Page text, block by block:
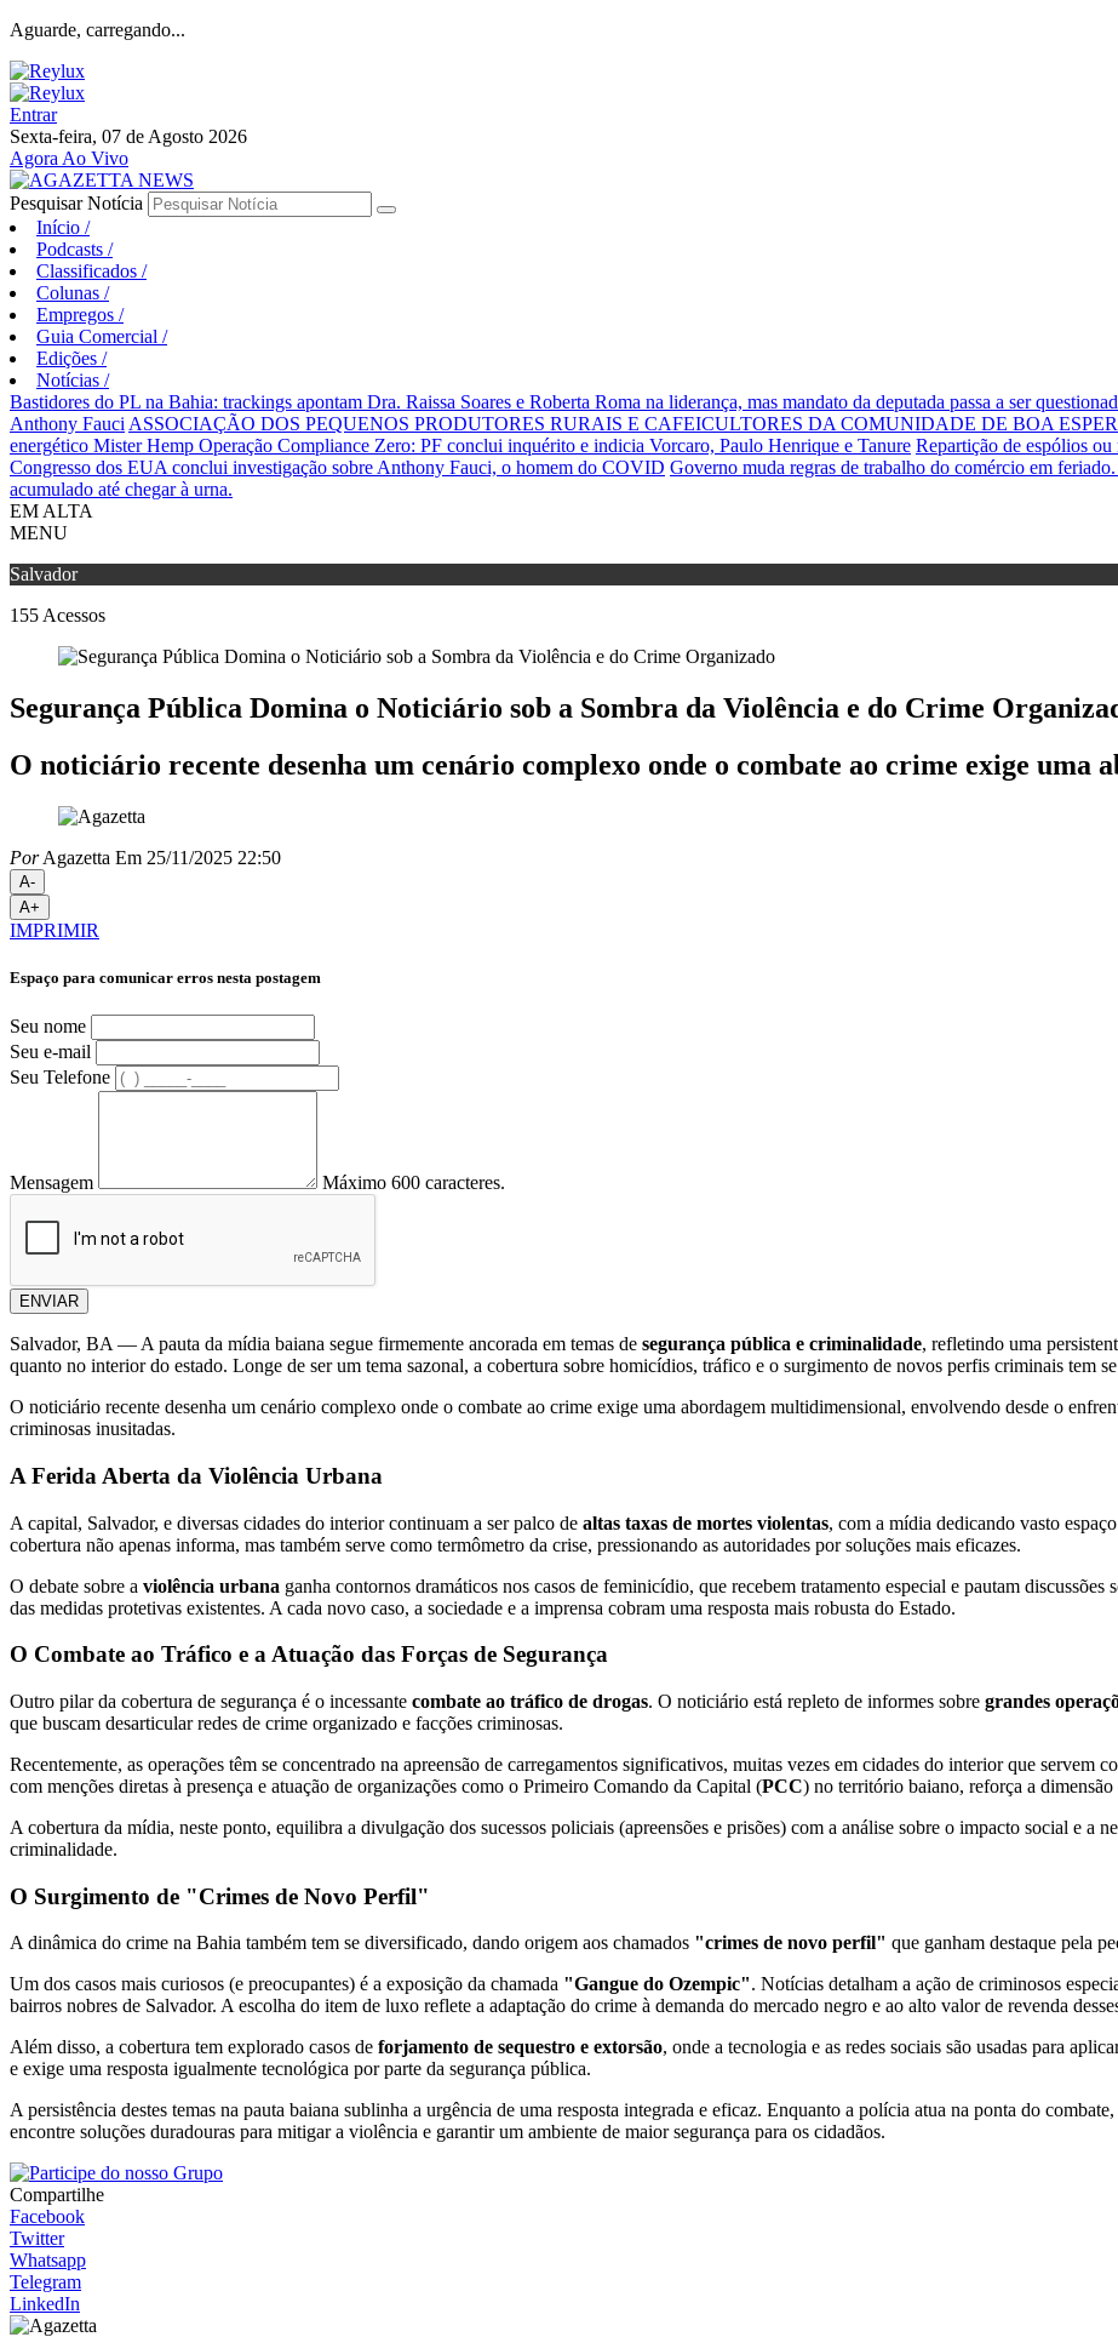
Aguarde, carregando...
Entrar
Sexta-feira, 07 de Agosto 2026
Agora Ao Vivo
Pesquisar Notícia
Início /
Podcasts /
Classificados /
Colunas /
Empregos /
Guia Comercial /
Edições /
Notícias /
Bastidores do PL na Bahia: trackings apontam Dra. Raissa Soares e Roberta Roma na liderança, mas mandato da deputada passa a ser
Anthony Fauci ASSOCIAÇÃO DOS PEQUENOS PRODUTORES RURAIS E CAFEICULTORES DA COMUNIDADE DE BOA
energético Mister Hemp Operação Compliance Zero: PF conclui inquérito e indicia Vorcaro, Paulo Henrique e Tanure Repartição de espólios
Congresso dos EUA conclui investigação sobre Anthony Fauci, o homem do COVID Governo muda regras de trabalho do comércio em feriado.
acumulado até chegar à urna.
EM ALTA
MENU
Salvador
155 Acessos
Segurança Pública Domina o Noticiário sob a Sombra da Violência e do Crime
O noticiário recente desenha um cenário complexo onde o combate ao crime exige uma
PorAgazetta Em 25/11/2025 22:50
A-
A+
IMPRIMIR
Espaço para comunicar erros nesta postagem
Seu nome
Seu e-mail
Seu Telefone
Mensagem Máximo 600 caracteres.
ENVIAR
Salvador, BA — A pauta da mídia baiana segue firmemente ancorada em temas de segurança pública e criminalidade, refletindo uma
quanto no interior do estado. Longe de ser um tema sazonal, a cobertura sobre homicídios, tráfico e o surgimento de novos perfis criminais tem
O noticiário recente desenha um cenário complexo onde o combate ao crime exige uma abordagem multidimensional, envolvendo desde o
criminosas inusitadas.
A Ferida Aberta da Violência Urbana
A capital, Salvador, e diversas cidades do interior continuam a ser palco de altas taxas de mortes violentas, com a mídia dedicando vasto
cobertura não apenas informa, mas também serve como termômetro da crise, pressionando as autoridades por soluções mais eficazes.
O debate sobre a violência urbana ganha contornos dramáticos nos casos de feminicídio, que recebem tratamento especial e pautam
das medidas protetivas existentes. A cada novo caso, a sociedade e a imprensa cobram uma resposta mais robusta do Estado.
O Combate ao Tráfico e a Atuação das Forças de Segurança
Outro pilar da cobertura de segurança é o incessante combate ao tráfico de drogas. O noticiário está repleto de informes sobre grandes
que buscam desarticular redes de crime organizado e facções criminosas.
Recentemente, as operações têm se concentrado na apreensão de carregamentos significativos, muitas vezes em cidades do interior que servem
com menções diretas à presença e atuação de organizações como o Primeiro Comando da Capital (PCC) no território baiano, reforça a
A cobertura da mídia, neste ponto, equilibra a divulgação dos sucessos policiais (apreensões e prisões) com a análise sobre o impacto social e a
criminalidade.
O Surgimento de "Crimes de Novo Perfil"
A dinâmica do crime na Bahia também tem se diversificado, dando origem aos chamados "crimes de novo perfil" que ganham destaque pela
Um dos casos mais curiosos (e preocupantes) é a exposição da chamada "Gangue do Ozempic". Notícias detalham a ação de criminosos
bairros nobres de Salvador. A escolha do item de luxo reflete a adaptação do crime à demanda do mercado negro e ao alto valor de revenda
Além disso, a cobertura tem explorado casos de forjamento de sequestro e extorsão, onde a tecnologia e as redes sociais são usadas para
e exige uma resposta igualmente tecnológica por parte da segurança pública.
A persistência destes temas na pauta baiana sublinha a urgência de uma resposta integrada e eficaz. Enquanto a polícia atua na ponta do
encontre soluções duradouras para mitigar a violência e garantir um ambiente de maior segurança para os cidadãos.
Compartilhe
Facebook
Twitter
Whatsapp
Telegram
LinkedIn